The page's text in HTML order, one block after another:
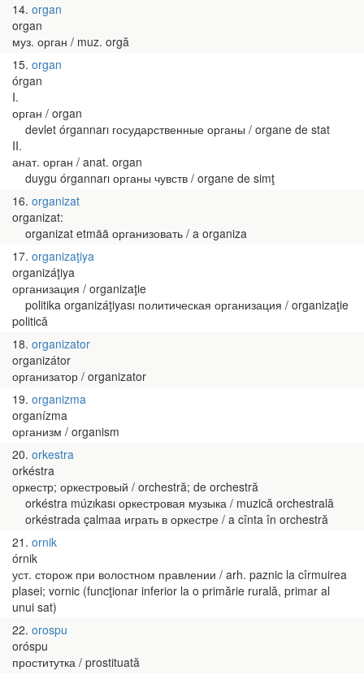
14 organ
organ
муз. орган / muz. orgă
15 organ
órgan
I.
орган / organ
devlet órgannarı государственные органы / organe de stat
II.
анат. орган / anat. organ
duygu órgannarı органы чувств / organe de simţ
16 organizat
organizat:
organizat etmää организовать / a organiza
17 organizaţiya
organizáţiya
организация / organizaţie
politika organizáţiyası политическая организация / organizaţie
politică
18 organizator
organizátor
организатор / organizator
19 organizma
organízma
организм / organism
20 orkestra
orkéstra
оркестр; оркестровый / orchestră; de orchestră
orkéstra múzıkası оркестровая музыка / muzică orchestrală
orkéstrada çalmaa играть в оркестре / a cînta în orchestră
21 ornik
órnik
уст. сторож при волостном правлении / arh. paznic la cîrmuirea
plasei; vornic (funcţionar inferior la o primărie rurală, primar al
unui sat)
22 orospu
oróspu
проститутка / prostituată